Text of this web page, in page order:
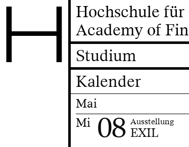
H
Hochschule
Academy of
Studium
Kalender
Mai
Mi 08 Ausstellung
EXIL